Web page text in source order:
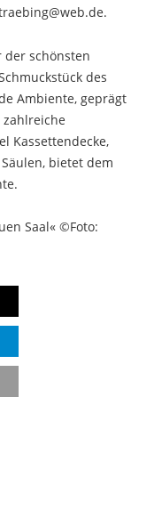
der schönsten
des
Ambiente, geprägt
Kassettendecke,
bietet dem
Saal« ©Foto: